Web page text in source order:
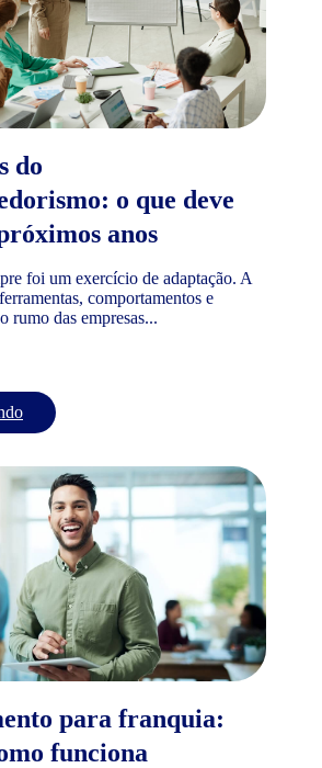
do
o que deve
anos
foi um exercício de adaptação. A
comportamentos e
rumo das empresas...
para franquia:
funciona